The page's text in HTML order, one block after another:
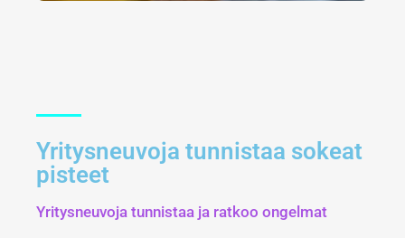
Yritysneuvoja tunnistaa sokeat
pisteet
Yritysneuvoja tunnistaa ja ratkoo ongelmat